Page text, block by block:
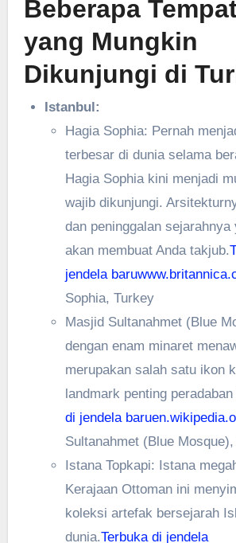
Beberapa
yang Mungkin
Dikunjungi di
Istanbul:
Hagia Sophia: Pernah
terbesar di dunia selama
Hagia Sophia kini menjadi
wajib dikunjungi.
dan peninggalan sejarahnya
akan membuat Anda takjub.
jendela baru
Sophia, Turkey
Masjid Sultanahmet (Blue
dengan enam minaret
merupakan salah satu ikon
landmark penting
di jendela baru
Sultanahmet (Blue
Istana Topkapi: Istana
Kerajaan Ottoman ini
koleksi artefak bersejarah
dunia.Terbuka di jendela